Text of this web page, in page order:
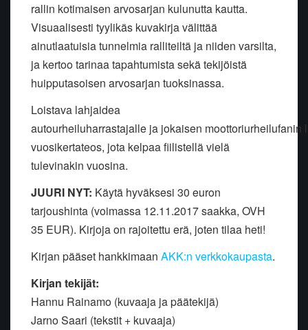
rallin kotimaisen arvosarjan kulunutta kautta.
Visuaalisesti tyylikäs kuvakirja välittää
ainutlaatuisia tunnelmia ralliteiltä ja niiden varsilta,
ja kertoo tarinaa tapahtumista sekä tekijöistä
huipputasoisen arvosarjan tuoksinassa.
Loistava lahjaidea
autourheiluharrastajalle ja jokaisen moottoriurheilufanin
vuosikertateos, jota kelpaa fiilistellä vielä
tulevinakin vuosina.
JUURI NYT: Käytä hyväksesi 30 euron
tarjoushinta (voimassa 12.11.2017 saakka, OVH
35 EUR). Kirjoja on rajoitettu erä, joten tilaa heti!
Kirjan pääset hankkimaan AKK:n verkkokaupasta.
Kirjan tekijät:
Hannu Rainamo (kuvaaja ja päätekijä)
Jarno Saari (tekstit + kuvaaja)